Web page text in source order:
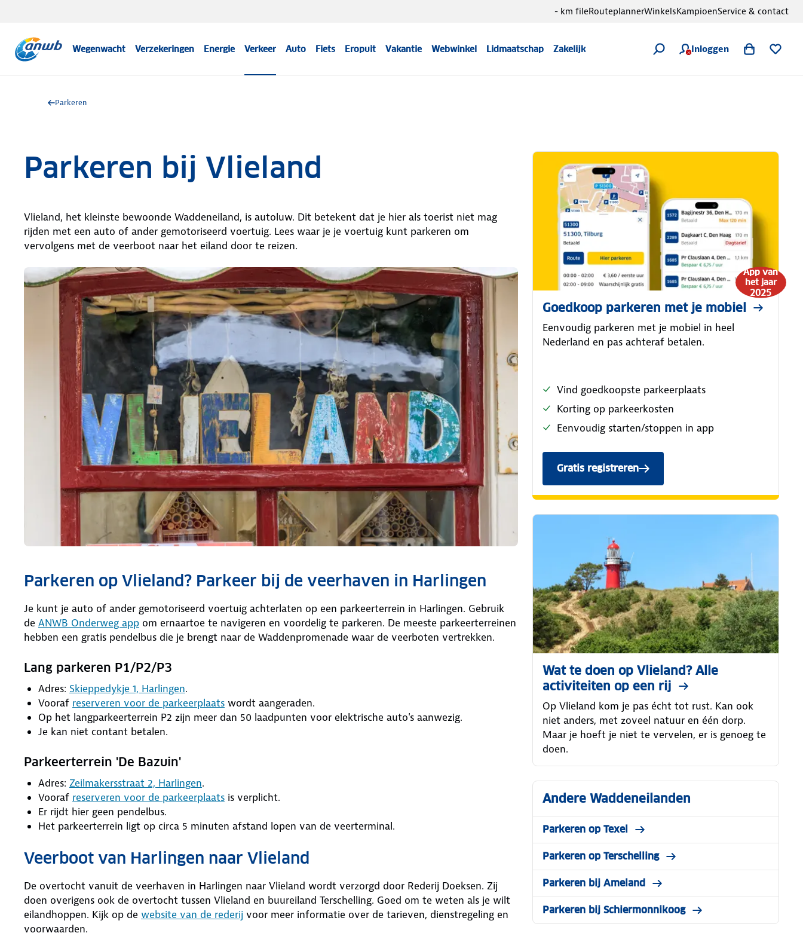
Wegenwacht Verzekeringen Energie Verkeer Auto Fiets Eropuit Vakantie Webwinkel Lidmaatschap Zakelijk Inloggen
- km fileRouteplannerWinkelsKampioenService & contact
Parkeren
Parkeren bij Vlieland
Vlieland, het kleinste bewoonde Waddeneiland, is autoluw. Dit betekent dat je hier als toerist niet mag
rijden met een auto of ander gemotoriseerd voertuig. Lees waar je je voertuig kunt parkeren om
vervolgens met de veerboot naar het eiland door te reizen.
Parkeren op Vlieland? Parkeer bij de veerhaven in Harlingen
Je kunt je auto of ander gemotoriseerd voertuig achterlaten op een parkeerterrein in Harlingen. Gebruik
de ANWB Onderweg app om ernaartoe te navigeren en voordelig te parkeren. De meeste parkeerterreinen
hebben een gratis pendelbus die je brengt naar de Waddenpromenade waar de veerboten vertrekken.
Lang parkeren P1/P2/P3
Adres: Skieppedykje 1, Harlingen.
Vooraf reserveren voor de parkeerplaats wordt aangeraden.
Op het langparkeerterrein P2 zijn meer dan 50 laadpunten voor elektrische auto's aanwezig.
Je kan niet contant betalen.
Parkeerterrein 'De Bazuin'
Adres: Zeilmakersstraat 2, Harlingen.
Vooraf reserveren voor de parkeerplaats is verplicht.
Er rijdt hier geen pendelbus.
Het parkeerterrein ligt op circa 5 minuten afstand lopen van de veerterminal.
Veerboot van Harlingen naar Vlieland
De overtocht vanuit de veerhaven in Harlingen naar Vlieland wordt verzorgd door Rederij Doeksen. Zij
doen overigens ook de overtocht tussen Vlieland en buureiland Terschelling. Goed om te weten als je wilt
eilandhoppen. Kijk op de website van de rederij voor meer informatie over de tarieven, dienstregeling en
voorwaarden.
App van
het jaar
2025
Goedkoop parkeren met je mobiel
Eenvoudig parkeren met je mobiel in heel
Nederland en pas achteraf betalen.
Vind goedkoopste parkeerplaats
Korting op parkeerkosten
Eenvoudig starten/stoppen in app
Gratis registreren
Wat te doen op Vlieland? Alle
activiteiten op een rij
Op Vlieland kom je pas écht tot rust. Kan ook
niet anders, met zoveel natuur en één dorp.
Maar je hoeft je niet te vervelen, er is genoeg te
doen.
Andere Waddeneilanden
Parkeren op Texel
Parkeren op Terschelling
Parkeren bij Ameland
Parkeren bij Schiermonnikoog